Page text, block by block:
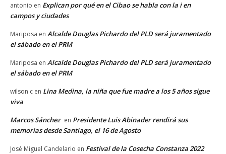
antonio en Explican por qué en el Cibao se habla con la i en
campos y ciudades
Mariposa en Alcalde Douglas Pichardo del PLD será juramentado
el sábado en el PRM
Mariposa en Alcalde Douglas Pichardo del PLD será juramentado
el sábado en el PRM
wilson c en Lina Medina, la niña que fue madre a los 5 años sigue
viva
Marcos Sánchez en Presidente Luis Abinader rendirá sus
memorias desde Santiago, el 16 de Agosto
José Miguel Candelario en Festival de la Cosecha Constanza 2022